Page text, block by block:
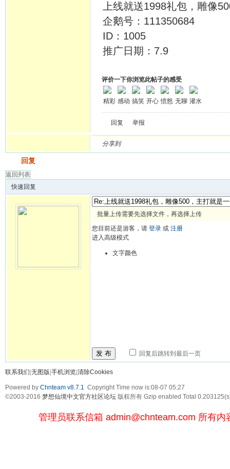
上线就送1998礼包，雕像
企鹅号：111350684
ID：1005
推广日期：7.9
评价一下你浏览此帖子的感受
精彩 感动 搞笑 开心 愤怒 无聊 灌水
回复 举报
分享到
回复
返回列表
快速回复
批量上传需要先选择文件，再选择上传
您目前还是游客，请 登录 或 注册
进入高级模式
文字颜色
发 布 回复后跳转到最后一页
联系我们 无图版 手机浏览 清除Cookies
Powered by Chnteam v8.7.1 Copyright Time now is:08-07 05:27
©2003-2016 梦想仙境中文官方社区论坛 版权所有 Gzip enabled Total
管理员联系信箱 admin@chnteam.com 所有内